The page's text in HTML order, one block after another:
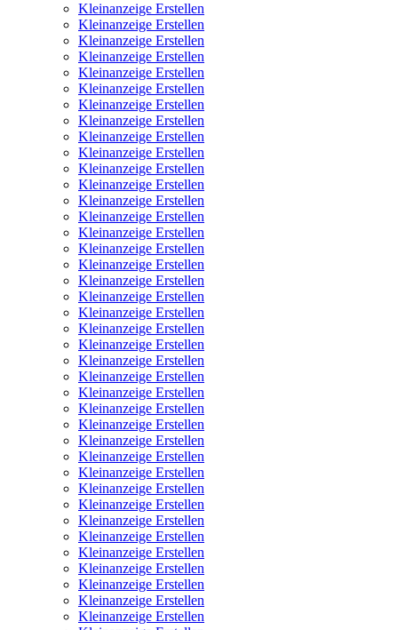
Kleinanzeige Erstellen
Kleinanzeige Erstellen
Kleinanzeige Erstellen
Kleinanzeige Erstellen
Kleinanzeige Erstellen
Kleinanzeige Erstellen
Kleinanzeige Erstellen
Kleinanzeige Erstellen
Kleinanzeige Erstellen
Kleinanzeige Erstellen
Kleinanzeige Erstellen
Kleinanzeige Erstellen
Kleinanzeige Erstellen
Kleinanzeige Erstellen
Kleinanzeige Erstellen
Kleinanzeige Erstellen
Kleinanzeige Erstellen
Kleinanzeige Erstellen
Kleinanzeige Erstellen
Kleinanzeige Erstellen
Kleinanzeige Erstellen
Kleinanzeige Erstellen
Kleinanzeige Erstellen
Kleinanzeige Erstellen
Kleinanzeige Erstellen
Kleinanzeige Erstellen
Kleinanzeige Erstellen
Kleinanzeige Erstellen
Kleinanzeige Erstellen
Kleinanzeige Erstellen
Kleinanzeige Erstellen
Kleinanzeige Erstellen
Kleinanzeige Erstellen
Kleinanzeige Erstellen
Kleinanzeige Erstellen
Kleinanzeige Erstellen
Kleinanzeige Erstellen
Kleinanzeige Erstellen
Kleinanzeige Erstellen